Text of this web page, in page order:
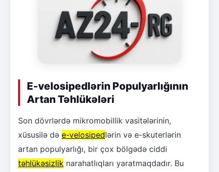
E-velosipedlərin Populyarlığının
Artan Təhlükələri
Son dövrlərdə mikromobillik vasitələrinin,
xüsusilə də e-velosipedlərin və e-skuterlərin
artan populyarlığı, bir çox bölgədə ciddi
təhlükəsizlik narahatlıqları yaratmaqdadır. Bu